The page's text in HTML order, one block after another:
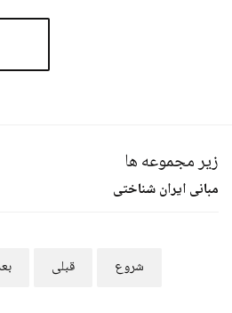
زیر مجموعه ها
مبانی ایران شناختی
شروع قبلی